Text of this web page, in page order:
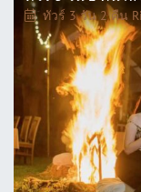
ทัวร์ 3 วัน 2 คืน